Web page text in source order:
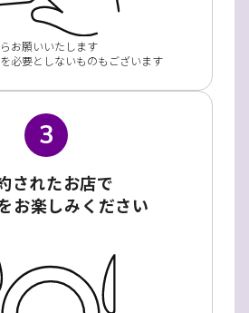
お願いいたします
必要としないものもございます
3
されたお店で
お楽しみください